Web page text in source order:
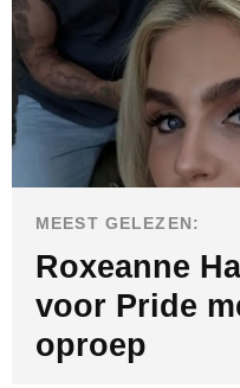
MEEST GELEZEN:
Roxeanne
voor Pride
oproep